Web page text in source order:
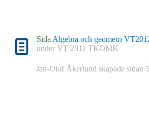
Sida Algebra och geometri
under VT 2011 TKOMK
Jan-Olof Åkerlund skapade sidan